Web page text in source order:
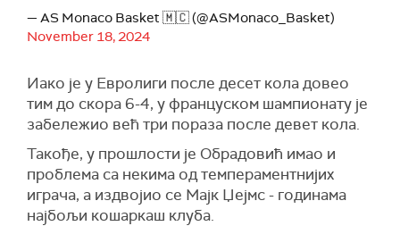
— AS Monaco Basket 🇲🇨 (@ASMonaco_Basket)
November 18, 2024
Иако је у Евролиги после десет кола довео
тим до скора 6-4, у француском шампионату је
забележио већ три пораза после девет кола.
Такође, у прошлости је Обрадовић имао и
проблема са некима од темпераментнијих
играча, а издвојио се Мајк Џејмс - годинама
најбољи кошаркаш клуба.